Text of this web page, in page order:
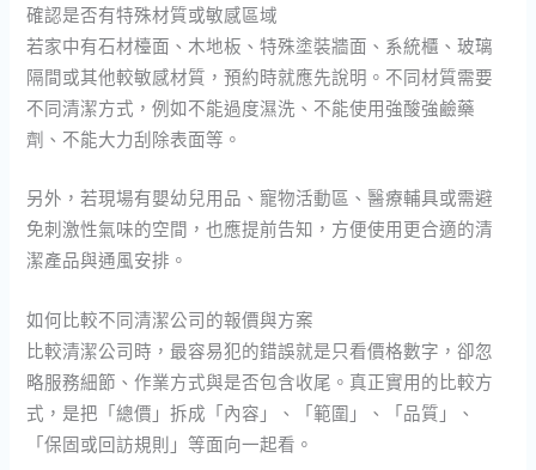
確認是否有特殊材質或敏感區域
若家中有石材檯面、木地板、特殊塗裝牆面、系統櫃、玻璃
隔間或其他較敏感材質，預約時就應先說明。不同材質需要
不同清潔方式，例如不能過度濕洗、不能使用強酸強鹼藥
劑、不能大力刮除表面等。
另外，若現場有嬰幼兒用品、寵物活動區、醫療輔具或需避
免刺激性氣味的空間，也應提前告知，方便使用更合適的清
潔產品與通風安排。
如何比較不同清潔公司的報價與方案
比較清潔公司時，最容易犯的錯誤就是只看價格數字，卻忽
略服務細節、作業方式與是否包含收尾。真正實用的比較方
式，是把「總價」拆成「內容」、「範圍」、「品質」、
「保固或回訪規則」等面向一起看。